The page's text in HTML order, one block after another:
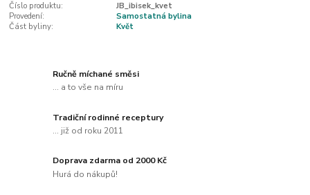
Číslo produktu:
JB_ibisek_kvet
Provedení:
Samostatná bylina
Část byliny:
Květ
Ručně míchané směsi
... a to vše na míru
Tradiční rodinné receptury
... již od roku 2011
Doprava zdarma od 2000 Kč
Hurá do nákupů!